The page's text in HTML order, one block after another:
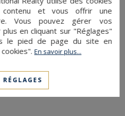
1hectare 50 ares
des terres
et prés bordant la Vire),
en état complète les
médiévale construit
est élevé sur trois niveaux,
contenu et vous offrir une
Vous pouvez gérer vos
en cliquant sur "Réglages"
le pied de page du site en
cookies".En savoir plus...
RÉGLAGES